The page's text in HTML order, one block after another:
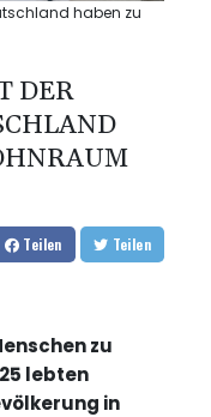
haben zu
DER
Teilen Teilen
zu
lebten
in